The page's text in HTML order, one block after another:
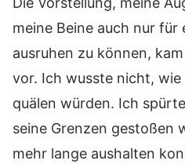
meine Beine auch nur für
ausruhen zu können,
vor. Ich wusste nicht,
quälen würden. Ich
seine Grenzen gestoßen
mehr lange aushalten